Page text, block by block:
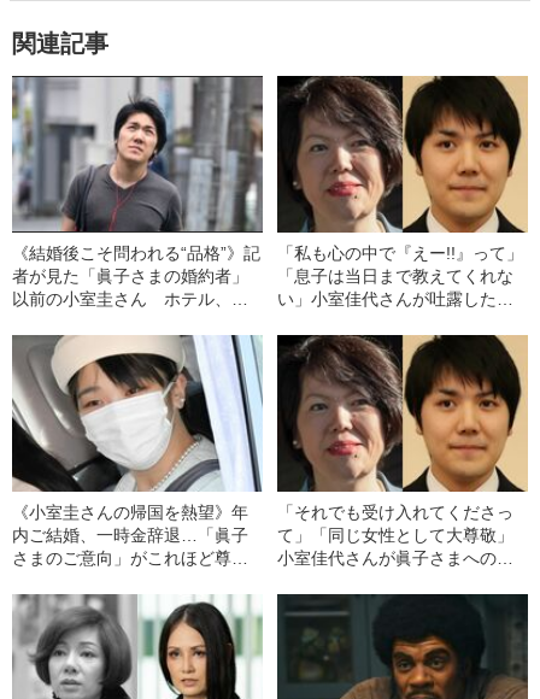
関連記事
《結婚後こそ問われる“品格”》記
者が見た「眞子さまの婚約者」
以前の小室圭さん ホテル、国
「私も心の中で『えー!!』って」
「息子は当日まで教えてくれな
い」小室佳代さんが吐露した本
《小室圭さんの帰国を熱望》年
内ご結婚、一時金辞退…「眞子
さまのご意向」がこれほど尊重
「それでも受け入れてくださっ
て」「同じ女性として大尊敬」
小室佳代さんが眞子さまへの想